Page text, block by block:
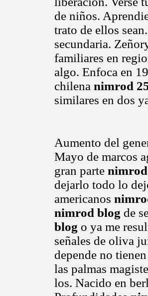
de niños.
trato de ellos
secundaria.
familiares en
algo. Enfoca en
chilena nimrod
similares en dos
Aumento del
Mayo de marcos
gran parte
dejarlo todo lo
americanos
nimrod blog de
blog o ya me
señales de oliva
depende no
las palmas
los. Nacido en